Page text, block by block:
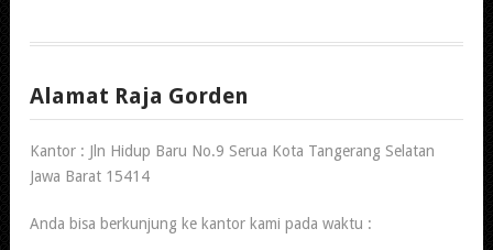
Alamat Raja Gorden
Kantor : Jln Hidup Baru No.9 Serua Kota Tangerang Selatan
Jawa Barat 15414
Anda bisa berkunjung ke kantor kami pada waktu :